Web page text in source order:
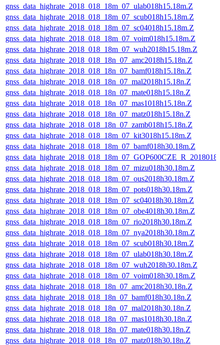
gnss_data_highrate_2018_018_18m_07_ulab018h15.18m.Z
gnss_data_highrate_2018_018_18m_07_scub018h15.18m.Z
gnss_data_highrate_2018_018_18m_07_sc04018h15.18m.Z
gnss_data_highrate_2018_018_18m_07_voim018h15.18m.Z
gnss_data_highrate_2018_018_18m_07_wuh2018h15.18m.Z
gnss_data_highrate_2018_018_18n_07_amc2018h15.18n.Z
gnss_data_highrate_2018_018_18n_07_bamf018h15.18n.Z
gnss_data_highrate_2018_018_18n_07_mal2018h15.18n.Z
gnss_data_highrate_2018_018_18n_07_mate018h15.18n.Z
gnss_data_highrate_2018_018_18n_07_mas1018h15.18n.Z
gnss_data_highrate_2018_018_18n_07_matz018h15.18n.Z
gnss_data_highrate_2018_018_18n_07_zamb018h15.18n.Z
gnss_data_highrate_2018_018_18m_07_kit3018h15.18m.Z
gnss_data_highrate_2018_018_18m_07_bamf018h30.18m.Z
gnss_data_highrate_2018_018_18m_07_mizu018h30.18m.Z
gnss_data_highrate_2018_018_18m_07_ous2018h30.18m.Z
gnss_data_highrate_2018_018_18m_07_pots018h30.18m.Z
gnss_data_highrate_2018_018_18m_07_sc04018h30.18m.Z
gnss_data_highrate_2018_018_18m_07_obe4018h30.18m.Z
gnss_data_highrate_2018_018_18m_07_rio2018h30.18m.Z
gnss_data_highrate_2018_018_18m_07_nya2018h30.18m.Z
gnss_data_highrate_2018_018_18m_07_scub018h30.18m.Z
gnss_data_highrate_2018_018_18m_07_ulab018h30.18m.Z
gnss_data_highrate_2018_018_18m_07_wuh2018h30.18m.Z
gnss_data_highrate_2018_018_18m_07_voim018h30.18m.Z
gnss_data_highrate_2018_018_18n_07_amc2018h30.18n.Z
gnss_data_highrate_2018_018_18n_07_bamf018h30.18n.Z
gnss_data_highrate_2018_018_18n_07_mal2018h30.18n.Z
gnss_data_highrate_2018_018_18n_07_mas1018h30.18n.Z
gnss_data_highrate_2018_018_18n_07_mate018h30.18n.Z
gnss_data_highrate_2018_018_18n_07_matz018h30.18n.Z